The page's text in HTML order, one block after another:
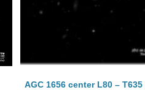
AGC 1656 center L80 – T635